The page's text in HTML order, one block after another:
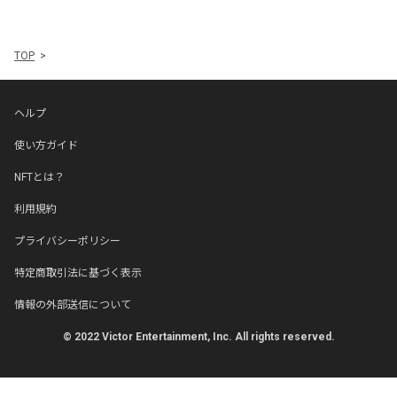
TOP
ヘルプ
使い方ガイド
NFTとは？
利用規約
プライバシーポリシー
特定商取引法に基づく表示
情報の外部送信について
© 2022 Victor Entertainment, Inc. All rights reserved.